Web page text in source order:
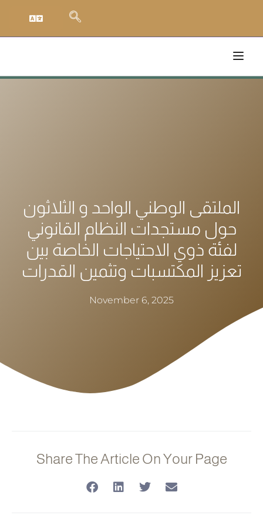
الملتقى الوطني الواحد و الثلاثون
حول مستجدات النظام القانوني
لفئة ذوي الاحتياجات الخاصة بين
تعزيز المكتسبات وتثمين القدرات
November 6, 2025
Share The Article On Your Page